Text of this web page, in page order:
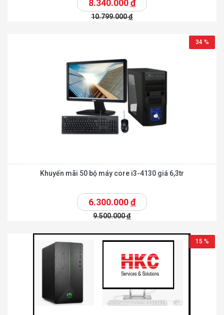
8.340.000đ
10.799.000đ
34 %
Khuyến mãi 50 bộ máy core i3-4130 giá 6,3tr
6.300.000đ
9.500.000đ
15 %